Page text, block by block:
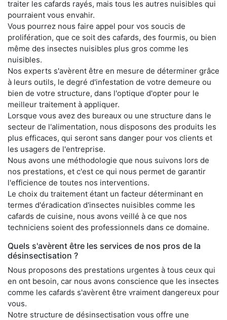
traiter les cafards rayés, mais tous les autres nuisibles qui
pourraient vous envahir.
Vous pourrez nous faire appel pour vos soucis de
prolifération, que ce soit des cafards, des fourmis, ou bien
même des insectes nuisibles plus gros comme les
nuisibles.
Nos experts s'avèrent être en mesure de déterminer grâce
à leurs outils, le degré d'infestation de votre demeure ou
bien de votre structure, dans l'optique d'opter pour le
meilleur traitement à appliquer.
Lorsque vous avez des bureaux ou une structure dans le
secteur de l'alimentation, nous disposons des produits les
plus efficaces, qui seront sans danger pour vos clients et
les usagers de l'entreprise.
Nous avons une méthodologie que nous suivons lors de
nos prestations, et c'est ce qui nous permet de garantir
l'efficience de toutes nos interventions.
Le choix du traitement étant un facteur déterminant en
termes d'éradication d'insectes nuisibles comme les
cafards de cuisine, nous avons veillé à ce que nos
techniciens soient des professionnels dans ce domaine.
Quels s'avèrent être les services de nos pros de la
désinsectisation ?
Nous proposons des prestations urgentes à tous ceux qui
en ont besoin, car nous avons conscience que les insectes
comme les cafards s'avèrent être vraiment dangereux pour
vous.
Notre structure de désinsectisation vous offre une